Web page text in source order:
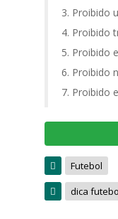
Proibido
Proibido
Proibido
Proibido
Proibido
Futebol
dica